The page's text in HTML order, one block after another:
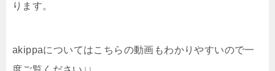
ります。
akippaについてはこちらの動画もわかりやすいので一